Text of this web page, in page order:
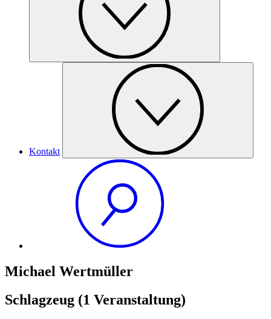
Kontakt
Michael Wertmüller
Schlagzeug (1 Veranstaltung)